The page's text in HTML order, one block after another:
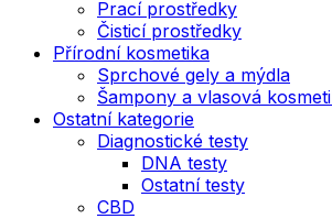
Prací prostředky
Čisticí prostředky
Přírodní kosmetika
Sprchové gely a mýdla
Šampony a vlasová
Ostatní kategorie
Diagnostické testy
DNA testy
Ostatní testy
CBD